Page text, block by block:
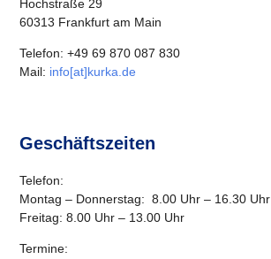
Hochstraße 29
60313 Frankfurt am Main
Telefon: +49 69 870 087 830
Mail: info[at]kurka.de
Geschäftszeiten
Telefon:
Montag – Donnerstag: 8.00 Uhr – 16.30 Uhr
Freitag: 8.00 Uhr – 13.00 Uhr
Termine: